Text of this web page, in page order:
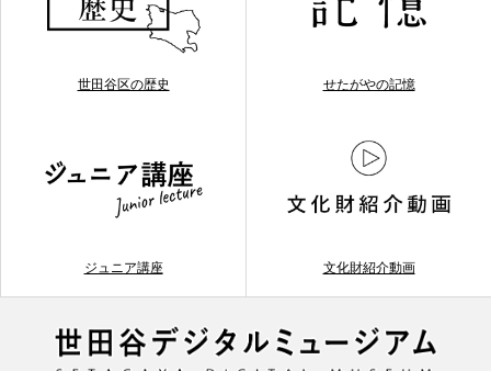
世田谷区の歴史 せたがやの記憶
ジュニア講座 文化財紹介動画